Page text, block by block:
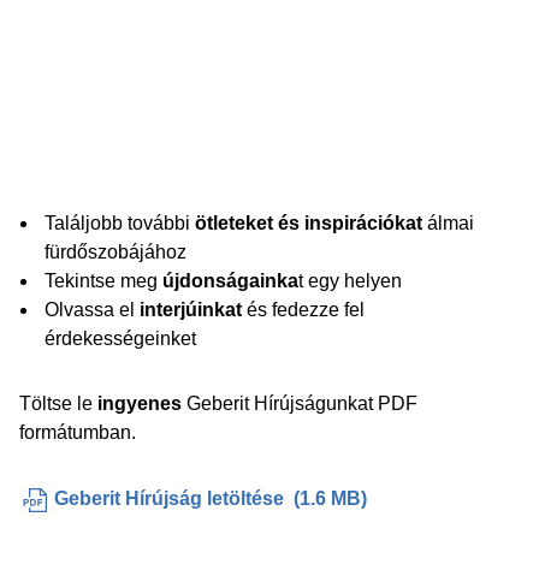
Találjobb további ötleteket és inspirációkat álmai
fürdőszobájához
Tekintse meg újdonságainkat egy helyen
Olvassa el interjúinkat és fedezze fel
érdekességeinket
Töltse le ingyenes Geberit Hírújságunkat PDF
formátumban.
Geberit Hírújság letöltése (1.6 MB)